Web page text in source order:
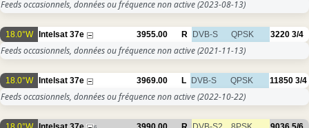
Feeds occasionnels, données ou fréquence non active(2023-08-13)
18.0°W Intelsat 37e 3955.00 R DVB-S QPSK 3220 3/4
Feeds occasionnels, données ou fréquence non active(2021-11-13)
18.0°W Intelsat 37e 3969.00 L DVB-S QPSK 11850 3/4
Feeds occasionnels, données ou fréquence non active(2022-10-22)